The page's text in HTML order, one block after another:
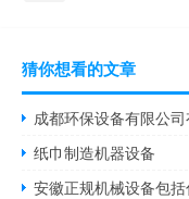
猜你想看的文章
成都环保设备有限公
纸巾制造机器设备
安徽正规机械设备包括